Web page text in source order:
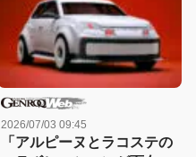
Base（横浜・みなとみら
い）で展示中！
2026/07/03 09:45
「アルピーヌとラコステの